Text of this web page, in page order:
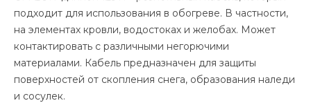
подходит для использования в обогреве. В частности,
на элементах кровли, водостоках и желобах. Может
контактировать с различными негорючими
материалами. Кабель предназначен для защиты
поверхностей от скопления снега, образования наледи
и сосулек.